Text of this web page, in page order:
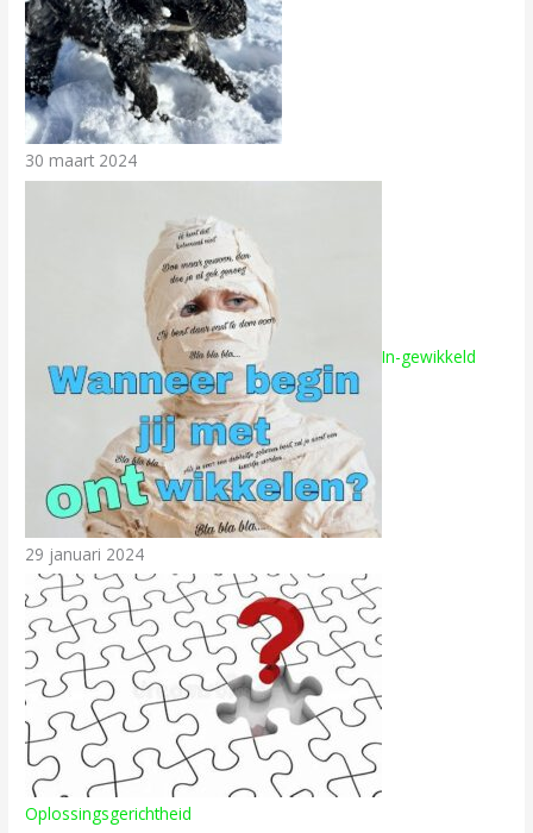
30 maart 2024
In-gewikkeld
29 januari 2024
Oplossingsgerichtheid